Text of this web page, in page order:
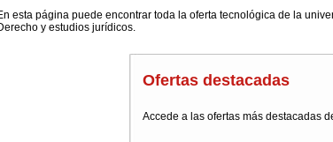
esta página puede encontrar toda la oferta tecnológica de la
y estudios jurídicos.
Ofertas destacadas
Accede a las ofertas más destacadas